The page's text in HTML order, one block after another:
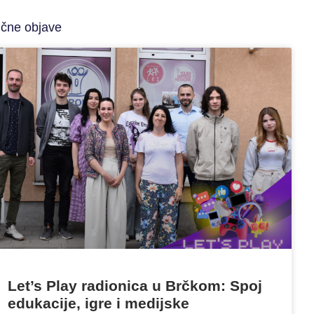
objave
Let’s Play radionica u Brčkom: Spoj
edukacije, igre i medijske